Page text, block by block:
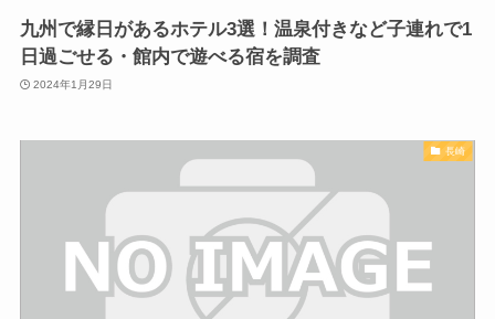
九州で縁日があるホテル3選！温泉付きなど子連れで1
日過ごせる・館内で遊べる宿を調査
2024年1月29日
長崎